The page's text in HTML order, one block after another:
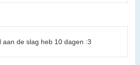
aan de slag heb 10 dagen :3